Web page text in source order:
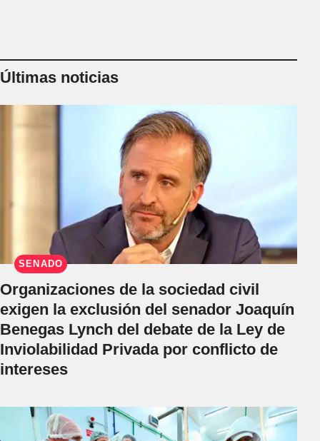
Últimas noticias
SENADO
Organizaciones de la sociedad civil
exigen la exclusión del senador Joaquín
Benegas Lynch del debate de la Ley de
Inviolabilidad Privada por conflicto de
intereses